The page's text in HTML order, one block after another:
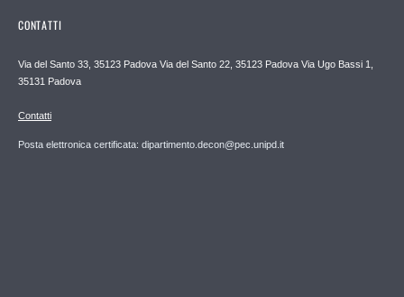
CONTATTI
Via del Santo 33, 35123 Padova Via del Santo 22, 35123 Padova Via Ugo Bassi 1,
35131 Padova
Contatti
Posta elettronica certificata: dipartimento.decon@pec.unipd.it